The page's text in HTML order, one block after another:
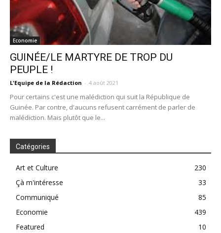
Economie
GUINÉE/LE MARTYRE DE TROP DU
PEUPLE !
L'Equipe de la Rédaction - 4 août 2021
Pour certains c'est une malédiction qui suit la République de
Guinée. Par contre, d'aucuns refusent carrément de parler de
malédiction. Mais plutôt que le...
Catégories
Art et Culture
230
Çà m'intéresse
33
Communiqué
85
Economie
439
Featured
10